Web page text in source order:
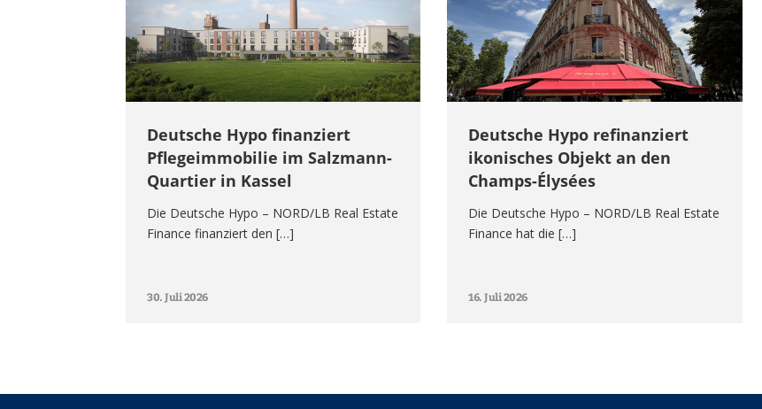
Deutsche Hypo finanziert
Pflegeimmobilie im Salzmann-
Quartier in Kassel
Die Deutsche Hypo – NORD/LB Real Estate
Finance finanziert den […]
30. Juli 2026
Deutsche Hypo refinanziert
ikonisches Objekt an den
Champs-Élysées
Die Deutsche Hypo – NORD/LB Real Estate
Finance hat die […]
16. Juli 2026